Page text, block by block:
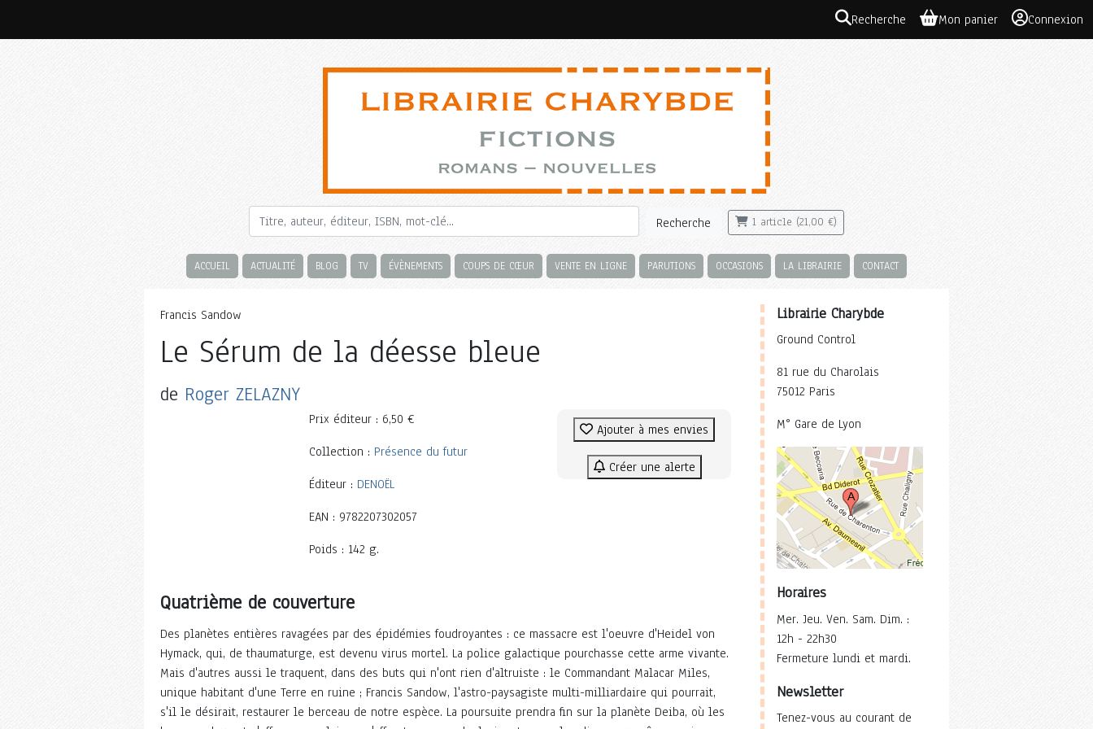
Recherche Mon panier Connexion
Recherche 1 article (21,00 €)
ACCUEIL ACTUALITÉ BLOG TV ÉVÈNEMENTS COUPS DE CŒUR VENTE EN LIGNE PARUTIONS OCCASIONS LA LIBRAIRIE CONTACT
Francis Sandow
Le Sérum de la déesse bleue
de Roger ZELAZNY
Prix éditeur : 6,50 €
Collection : Présence du futur
Éditeur : DENOËL
EAN : 9782207302057
Poids : 142 g.
Ajouter à mes envies
Créer une alerte
Quatrième de couverture
Des planètes entières ravagées par des épidémies foudroyantes : ce massacre est l'oeuvre d'Heidel von
Hymack, qui, de thaumaturge, est devenu virus mortel. La police galactique pourchasse cette arme vivante.
Mais d'autres aussi le traquent, dans des buts qui n'ont rien d'altruiste : le Commandant Malacar Miles,
unique habitant d'une Terre en ruine ; Francis Sandow, l'astro-paysagiste multi-milliardaire qui pourrait,
s'il le désirait, restaurer le berceau de notre espèce. La poursuite prendra fin sur la planète Deiba, où les
Librairie Charybde
Ground Control
81 rue du Charolais
75012 Paris
M° Gare de Lyon
Horaires
Mer. Jeu. Ven. Sam. Dim. :
12h - 22h30
Fermeture lundi et mardi.
Newsletter
Tenez-vous au courant de